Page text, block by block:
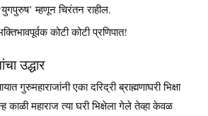
म्हणून चिरंतन राहील.
कोटी कोटी प्रणिपात!
उद्धार
गुरुमहाराजांनी एका दरिद्री ब्राह्मणाघरी भिक्षा
काळी महाराज त्या घरी भिक्षेला गेले तेव्हा केवळ